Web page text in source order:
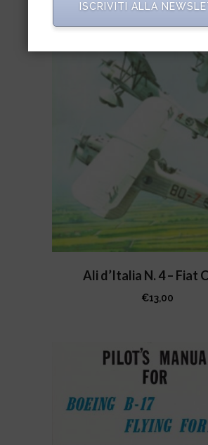
Ali d’Italia N. 4 – Fiat
€13,00
ISCRIVITI ALLA